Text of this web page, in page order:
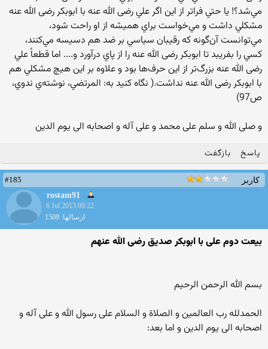
مي‌شد؟! يا حتي فراتر از اين اگر علي رضی الله عنه با ابوبكر رضی الله عنه
مشكلي داشت و مي‌‌خواست براي هميشه از او راحت شود،
مي‌توانست آن‌گونه كه رقيبان سياسي بر ضد هم دسيسه مي‌كنند،
كسي را بفريبد تا ابوبكر رضی الله عنه را از پاي درآورد و.... اما قطعاً علي
رضی الله عنه بزرگ‌تر از اين حرف‌ها بود و علاوه بر اين هيچ مشكلي هم
با ابوبكر رضی الله عنه نداشت.( نگاه كنيد به: المرتضي، نوشته‌ي ندوي،
ص97)
و صلی الله و سلم علی محمد و علی آله و اصحابه الی یوم الدین
پاسخ بازگفت
کاربر
#185
rostam91
6 Jul 2013 09:22
ارسالها: 1509
بیعت دوم علی با ابوبکر صدیق رضی الله عنهم
بسم الله الرحمن الرحيم
الحمدلله رب العالمین و الصلاة و السلام علی رسول الله و علی آله و
اصحابه ‏الی یوم ‏الدین و ‏اما بعد‏:‏